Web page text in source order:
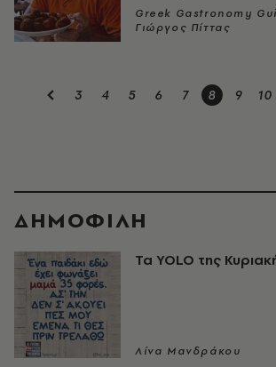
Greek Gastronomy
Γιώργος Πίττας
3 4 5 6 7 8 9 10
ΔΗΜΟΦΙΛΗ
Τα YOLO της
Λίνα Μανδράκου